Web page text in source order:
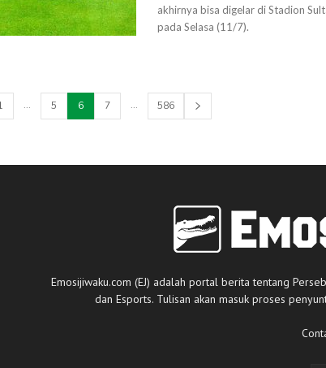
akhirnya bisa digelar di Stadion
pada Selasa (11/7).
... 5 6 7 ... 586
Emosijiwaku.com (EJ) adalah portal berita tentang
dan Esports. Tulisan akan masuk proses